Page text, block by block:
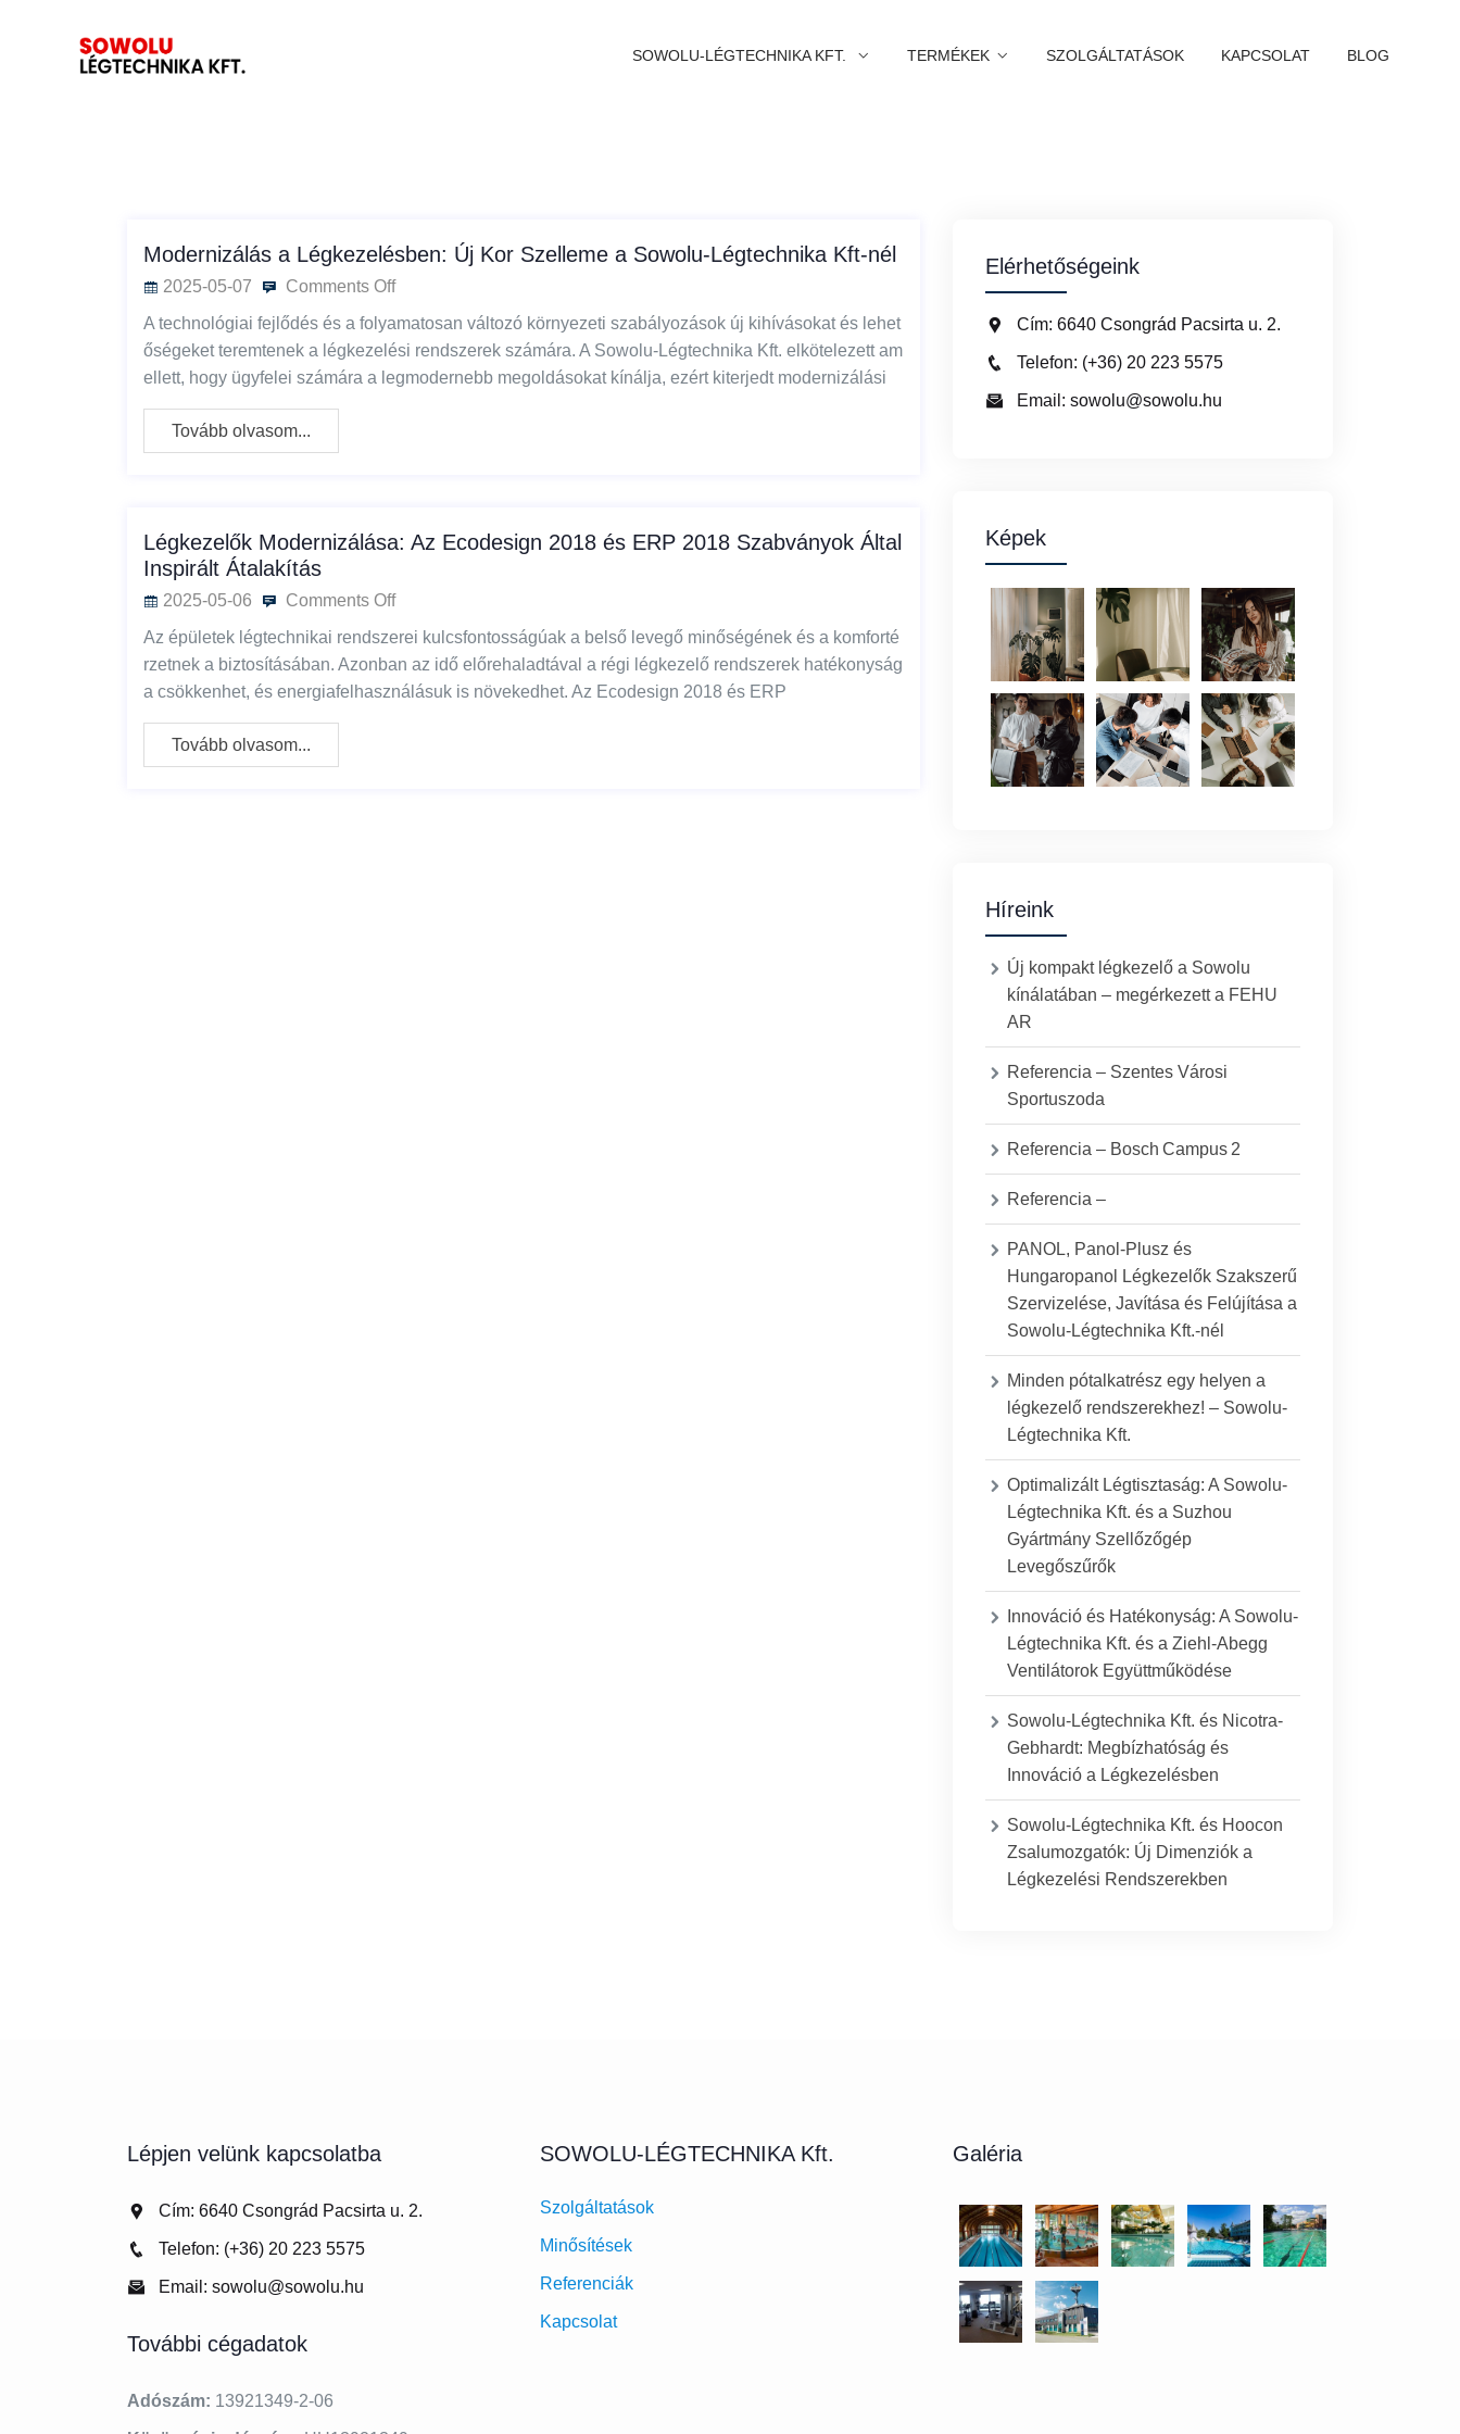
SOWOLU-LÉGTECHNIKA KFT. TERMÉKEK SZOLGÁLTATÁSOK KAPCSOLAT BLOG
Modernizálás a Légkezelésben: Új Kor Szelleme a Sowolu-Légtechnika Kft-nél
2025-05-07
Comments Off
A technológiai fejlődés és a folyamatosan változó környezeti szabályozások új kihívásokat és lehet
őségeket teremtenek a légkezelési rendszerek számára. A Sowolu-Légtechnika Kft. elkötelezett am
ellett, hogy ügyfelei számára a legmodernebb megoldásokat kínálja, ezért kiterjedt modernizálási
Tovább olvasom...
Légkezelők Modernizálása: Az Ecodesign 2018 és ERP 2018 Szabványok Által
Inspirált Átalakítás
2025-05-06
Comments Off
Az épületek légtechnikai rendszerei kulcsfontosságúak a belső levegő minőségének és a komforté
rzetnek a biztosításában. Azonban az idő előrehaladtával a régi légkezelő rendszerek hatékonyság
a csökkenhet, és energiafelhasználásuk is növekedhet. Az Ecodesign 2018 és ERP
Tovább olvasom...
Elérhetőségeink
Cím: 6640 Csongrád Pacsirta u. 2.
Telefon: (+36) 20 223 5575
Email: sowolu@sowolu.hu
Képek
Híreink
Új kompakt légkezelő a Sowolu
kínálatában – megérkezett a FEHU
AR
Referencia – Szentes Városi
Sportuszoda
Referencia – Bosch Campus 2
Referencia –
PANOL, Panol-Plusz és
Hungaropanol Légkezelők Szakszerű
Szervizelése, Javítása és Felújítása a
Sowolu-Légtechnika Kft.-nél
Minden pótalkatrész egy helyen a
légkezelő rendszerekhez! – Sowolu-
Légtechnika Kft.
Optimalizált Légtisztaság: A Sowolu-
Légtechnika Kft. és a Suzhou
Gyártmány Szellőzőgép
Levegőszűrők
Innováció és Hatékonyság: A Sowolu-
Légtechnika Kft. és a Ziehl-Abegg
Ventilátorok Együttműködése
Sowolu-Légtechnika Kft. és Nicotra-
Gebhardt: Megbízhatóság és
Innováció a Légkezelésben
Sowolu-Légtechnika Kft. és Hoocon
Zsalumozgatók: Új Dimenziók a
Légkezelési Rendszerekben
Lépjen velünk kapcsolatba
Cím: 6640 Csongrád Pacsirta u. 2.
Telefon: (+36) 20 223 5575
Email: sowolu@sowolu.hu
További cégadatok
Adószám: 13921349-2-06
SOWOLU-LÉGTECHNIKA Kft.
Szolgáltatások
Minősítések
Referenciák
Kapcsolat
Galéria